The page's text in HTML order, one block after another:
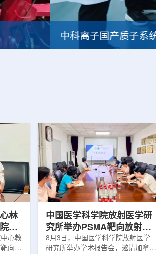
统首例临床治疗圆满完成
林
放
流
心教
向放
中国医学科学院放射医学研
究所举办PSMA靶向放射性
药物学术报告会
8月3日，中国医学科学院放射医学
研究所举办学术报告会，邀请加拿大